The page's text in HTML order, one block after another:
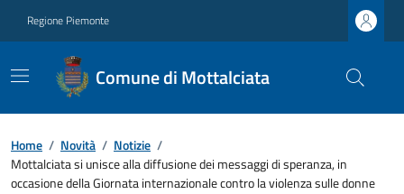
Regione Piemonte
Comune di Mottalciata
Home / Novità / Notizie /
Mottalciata si unisce alla diffusione dei messaggi di speranza, in
occasione della Giornata internazionale contro la violenza sulle donne